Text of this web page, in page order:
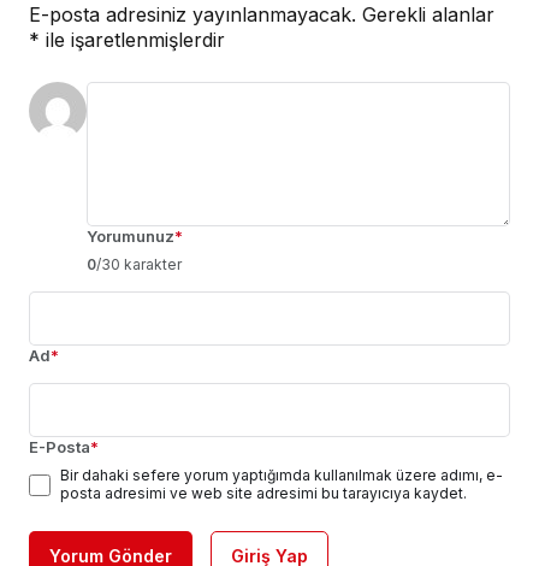
E-posta adresiniz yayınlanmayacak. Gerekli alanlar
* ile işaretlenmişlerdir
Yorumunuz*
0/30 karakter
Ad*
E-Posta*
Bir dahaki sefere yorum yaptığımda kullanılmak üzere adımı, e-
posta adresimi ve web site adresimi bu tarayıcıya kaydet.
Yorum Gönder Giriş Yap